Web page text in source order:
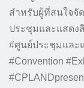
สำหรับผู้ที่สนใจจั
ประชุมและแสดง
#ศูนย์ประชุมและ
#Convention